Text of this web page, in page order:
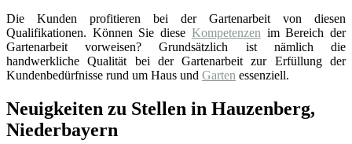
Die Kunden profitieren bei der Gartenarbeit von diesen
Qualifikationen. Können Sie diese Kompetenzen im Bereich der
Gartenarbeit vorweisen? Grundsätzlich ist nämlich die
handwerkliche Qualität bei der Gartenarbeit zur Erfüllung der
Kundenbedürfnisse rund um Haus und Garten essenziell.
Neuigkeiten zu Stellen in Hauzenberg,
Niederbayern